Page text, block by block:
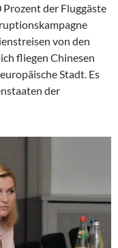
der Fluggäste
von den
fliegen Chinesen
Stadt. Es
der